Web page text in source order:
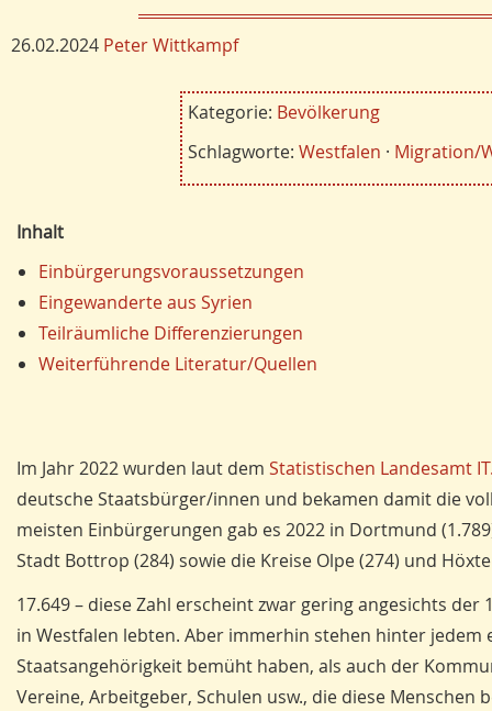
26.02.2024 Peter Wittkampf
Kategorie: Bevölkerung
Schlagworte: Westfalen · Migration/
Inhalt
Einbürgerungsvoraussetzungen
Eingewanderte aus Syrien
Teilräumliche Differenzierungen
Weiterführende Literatur/Quellen
Im Jahr 2022 wurden laut dem Statistischen Landesamt
deutsche Staatsbürger/innen und bekamen damit die
meisten Einbürgerungen gab es 2022 in Dortmund
Stadt Bottrop (284) sowie die Kreise Olpe (274) und
17.649 – diese Zahl erscheint zwar gering angesichts
in Westfalen lebten. Aber immerhin stehen hinter
Staatsangehörigkeit bemüht haben, als auch der
Vereine, Arbeitgeber, Schulen usw., die diese